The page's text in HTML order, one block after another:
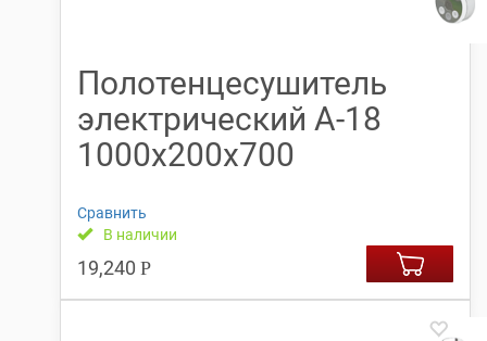
Полотенцесушитель
электрический А-18
1000х200х700
Сравнить
В наличии
19,240 Р